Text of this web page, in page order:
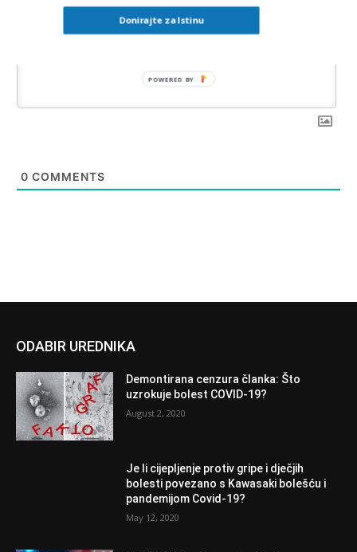
0 COMMENTS
ODABIR UREDNIKA
Demontirana cenzura članka: Što
uzrokuje bolest COVID-19?
August 2, 2020
Je li cijepljenje protiv gripe i dječjih
bolesti povezano s Kawasaki bolešću i
pandemijom Covid-19?
May 12, 2020
Donirajte za Istinu
POWERED BY